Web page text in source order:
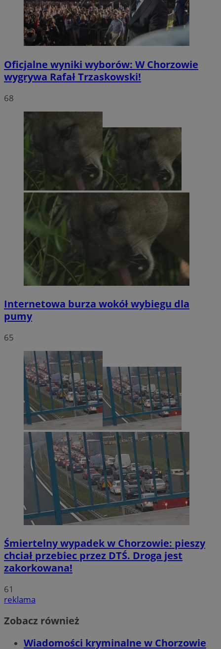
Oficjalne wyniki wyborów: W Chorzowie
wygrywa Rafał Trzaskowski!
68
Internetowa burza wokół wybiegu dla
pumy
65
Śmiertelny wypadek w Chorzowie: pieszy
chciał przebiec przez DTŚ. Droga jest
zakorkowana!
61
reklama
Zobacz również
Wiadomości kryminalne w Chorzowie